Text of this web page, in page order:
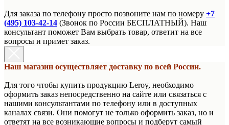
Для заказа по телефону просто позвоните нам по номеру +7
(495) 103-42-14 (Звонок по России БЕСПЛАТНЫЙ). Наш
консультант поможет Вам выбрать товар, ответит на все
вопросы и примет заказ.
Наш магазин осуществляет доставку по всей России.
Для того чтобы купить продукцию Leroy, необходимо
оформить заказ непосредственно на сайте или связаться с
нашими консультантами по телефону или в доступных
каналах связи. Они помогут не только оформить заказ, но и
ответят на все возникающие вопросы и подберут самый